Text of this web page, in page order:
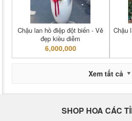
Chậu lan hồ điệp đột biến - Vẻ
đẹp kiều diễm
6,000,000
Chậu
Xem tất cả
SHOP HOA CÁC